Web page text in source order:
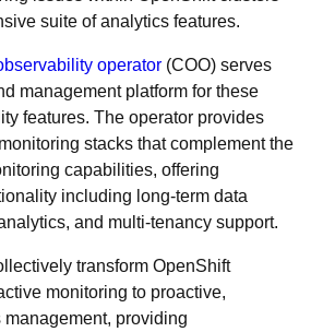
suite of analytics features.
operator (COO) serves
management platform for these
features. The operator provides
stacks that complement the
capabilities, offering
including long-term data
and multi-tenancy support.
transform OpenShift
monitoring to proactive,
providing